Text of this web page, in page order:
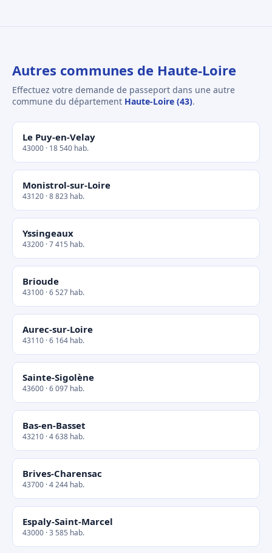
Autres communes de Haute-Loire
Effectuez votre demande de passeport dans une autre
commune du département Haute-Loire (43).
Le Puy-en-Velay
43000 · 18 540 hab.
Monistrol-sur-Loire
43120 · 8 823 hab.
Yssingeaux
43200 · 7 415 hab.
Brioude
43100 · 6 527 hab.
Aurec-sur-Loire
43110 · 6 164 hab.
Sainte-Sigolène
43600 · 6 097 hab.
Bas-en-Basset
43210 · 4 638 hab.
Brives-Charensac
43700 · 4 244 hab.
Espaly-Saint-Marcel
43000 · 3 585 hab.